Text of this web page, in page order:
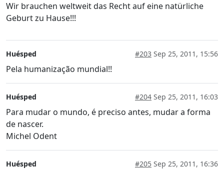
Wir brauchen weltweit das Recht auf eine natürliche
Geburt zu Hause!!!
Huésped #203 Sep 25, 2011, 15:56
Pela humanização mundial!!
Huésped #204 Sep 25, 2011, 16:03
Para mudar o mundo, é preciso antes, mudar a forma
de nascer.
Michel Odent
Huésped #205 Sep 25, 2011, 16:36